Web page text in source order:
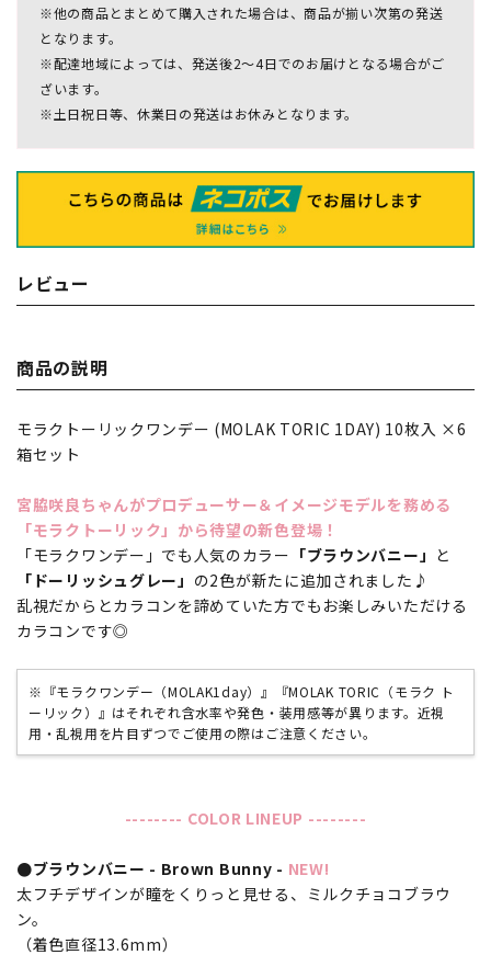
※他の商品とまとめて購入された場合は、商品が揃い次第の発送
となります。
※配達地域によっては、発送後2～4日でのお届けとなる場合がご
ざいます。
※土日祝日等、休業日の発送はお休みとなります。
レビュー
商品の説明
モラクトーリックワンデー (MOLAK TORIC 1DAY) 10枚入 ×6
箱セット
宮脇咲良ちゃんがプロデューサー＆イメージモデルを務める
「モラクトーリック」から待望の新色登場！
「モラクワンデー」でも人気のカラー 「ブラウンバニー」 と
「ドーリッシュグレー」 の2色が新たに追加されました♪
乱視だからとカラコンを諦めていた方でもお楽しみいただける
カラコンです◎
※『モラクワンデー（MOLAK1day）』『MOLAK TORIC（モラク ト
ーリック）』はそれぞれ含水率や発色・装用感等が異ります。近視
用・乱視用を片目ずつでご使用の際はご注意ください。
-------- COLOR LINEUP --------
●ブラウンバニー - Brown Bunny - NEW!
太フチデザインが瞳をくりっと見せる、ミルクチョコブラウ
ン。
（着色直径13.6mm）